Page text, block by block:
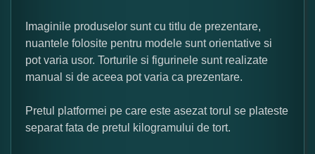
Imaginile produselor sunt cu titlu de prezentare,
nuantele folosite pentru modele sunt orientative si
pot varia usor. Torturile si figurinele sunt realizate
manual si de aceea pot varia ca prezentare.
Pretul platformei pe care este asezat torul se plateste
separat fata de pretul kilogramului de tort.